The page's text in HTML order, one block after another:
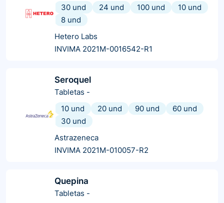
30 und
24 und 100 und
10 und
8 und
Hetero Labs
INVIMA 2021M-0016542-R1
Seroquel
Tabletas -
10 und
20 und 90 und
60 und
30 und
Astrazeneca
INVIMA 2021M-010057-R2
Quepina
Tabletas -